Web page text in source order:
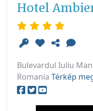
Hotel
Bulevardul Iuliu
Romania Térkép